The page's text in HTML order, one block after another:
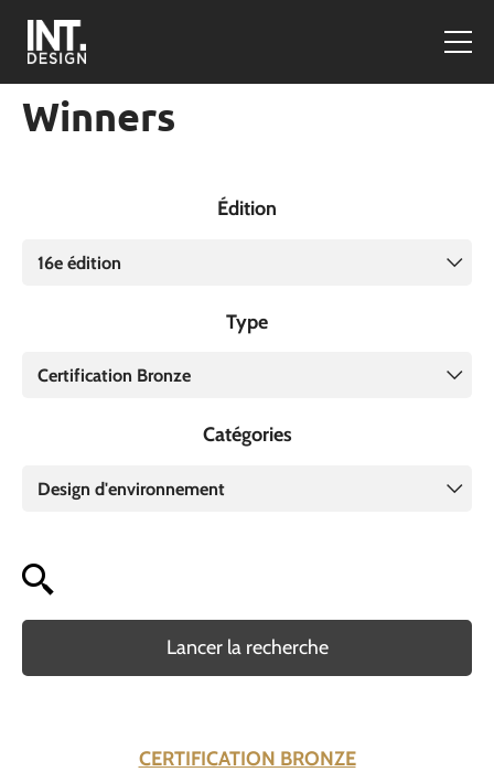
Winners
Édition
16e édition
Type
Certification Bronze
Catégories
Design d'environnement
Lancer la recherche
CERTIFICATION BRONZE